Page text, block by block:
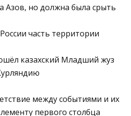
Азов, но должна была срыть
часть территории
казахский Младший жуз
между событиями и их
первого столбца